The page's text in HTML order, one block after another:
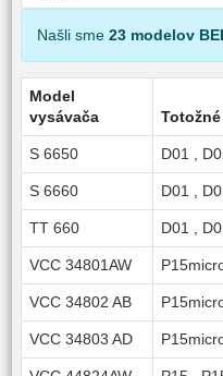
Našli sme 23 modelov
Model
vysávača
S 6650 D01 ,
S 6660 D01 ,
TT 660 D01 ,
VCC 34801AW
VCC 34802 AB
VCC 34803 AD